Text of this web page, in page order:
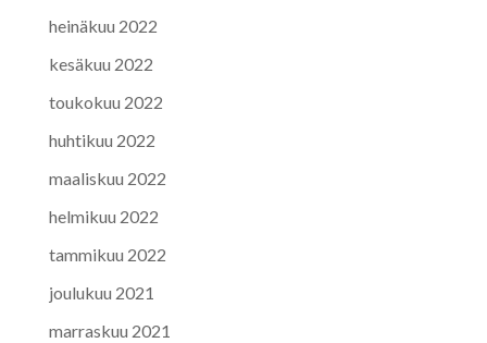
heinäkuu 2022
kesäkuu 2022
toukokuu 2022
huhtikuu 2022
maaliskuu 2022
helmikuu 2022
tammikuu 2022
joulukuu 2021
marraskuu 2021